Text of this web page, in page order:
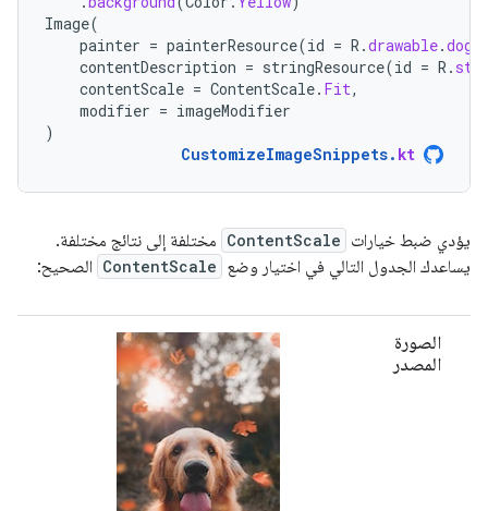
Image(
painter = painterResource(id = R .drawable.dog
contentDescription = stringResource(id = R .
contentScale = ContentScale. Fit,
modifier = imageModifier
)
CustomizeImageSnippets. kt
يؤدي ضبط خيارات ContentScale مختلفة إلى نتائج مختلفة.
يساعدك الجدول التالي في اختيار وضع ContentScale الصحيح:
الصورة
المصدر